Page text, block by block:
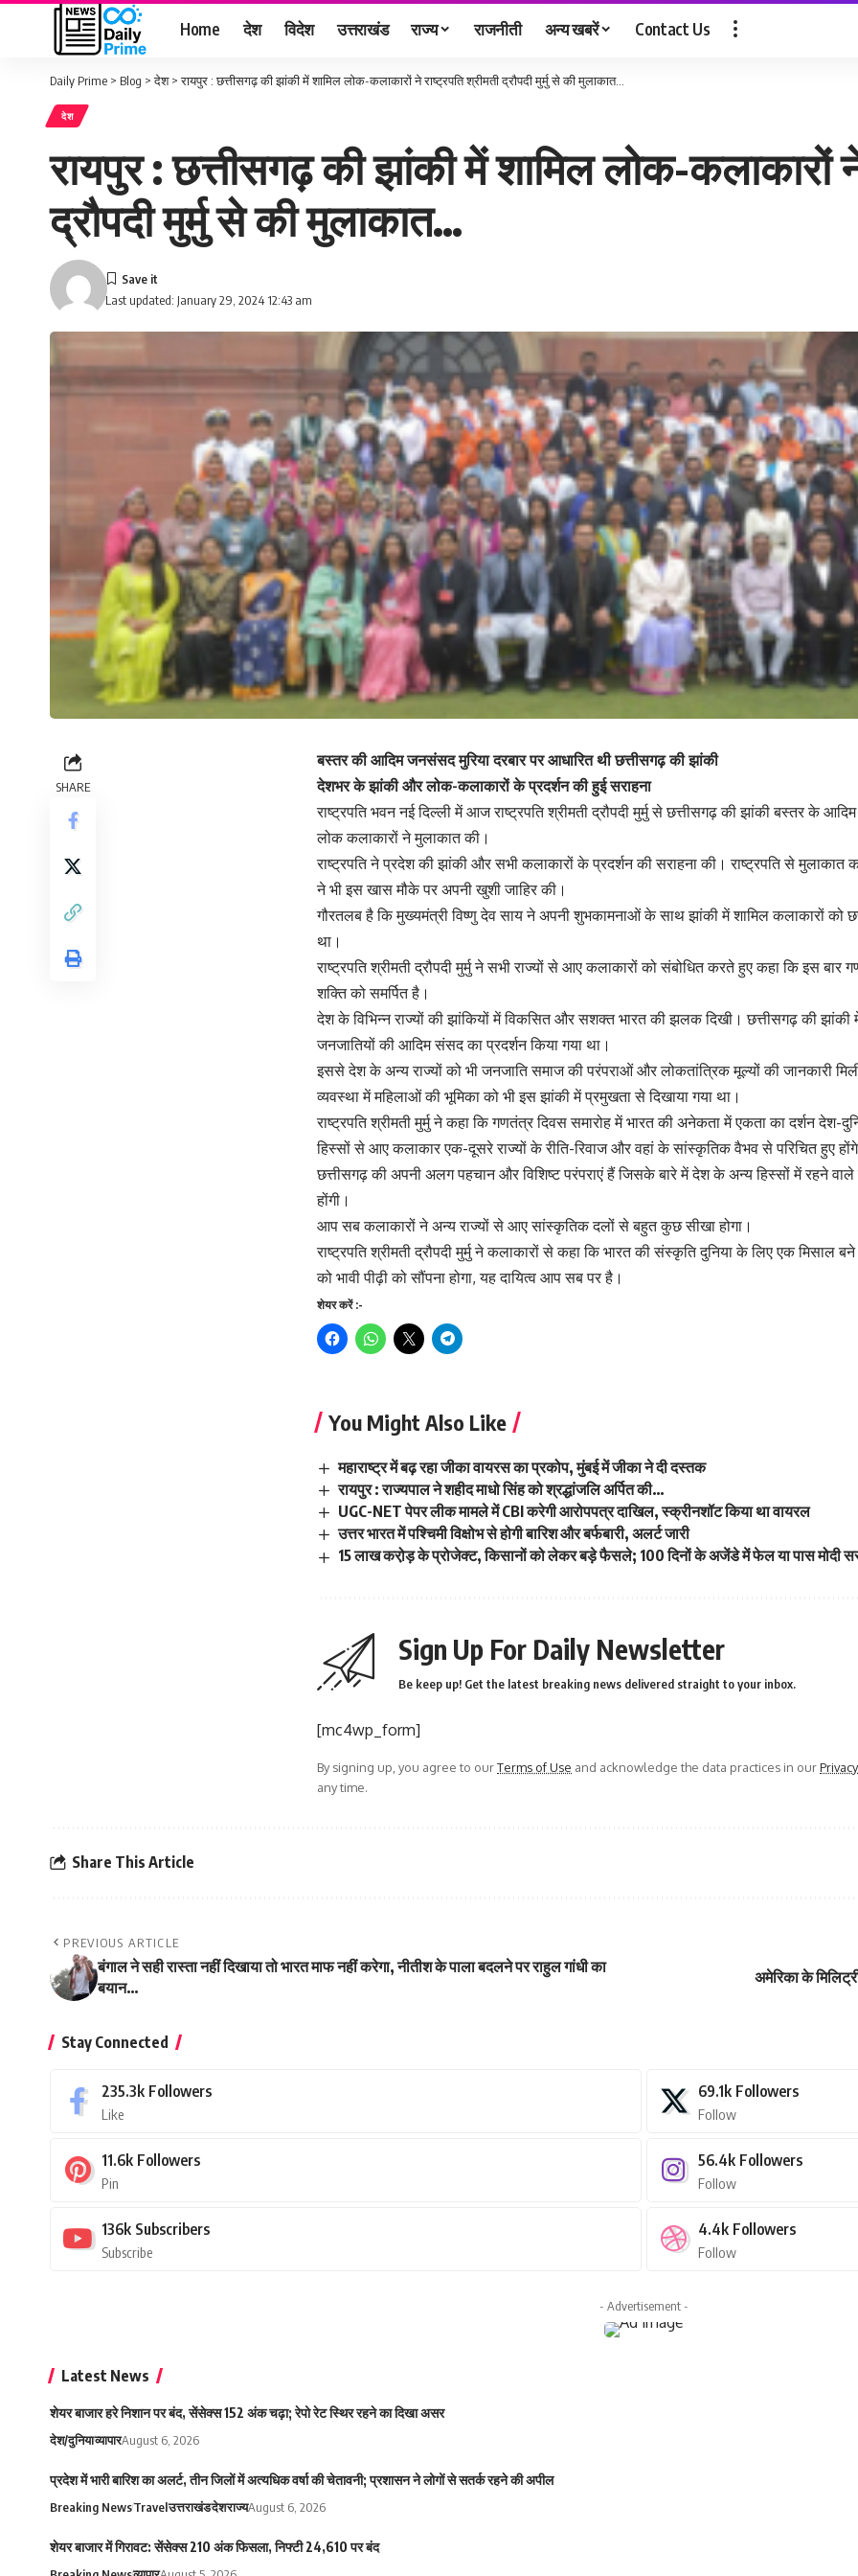
Home देश विदेश उत्तराखंड राज्य राजनीती अन्य खबरें Contact Us
Daily Prime > Blog >देश>रायपुर : छत्तीसगढ़ की झांकी में शामिल लोक-कलाकारों ने राष्ट्रपति श्रीमती द्रौपदी मुर्मु से की मुलाकात…
देश
रायपुर : छत्तीसगढ़ की झांकी में शामिल लोक-कलाकारों ने
द्रौपदी मुर्मु से की मुलाकात…
Last updated: January 29, 2024 12:43 am
SHARE
बस्तर की आदिम जनसंसद मुरिया दरबार पर आधारित थी छत्तीसगढ़ की झांकी
देशभर के झांकी और लोक-कलाकारों के प्रदर्शन की हुई सराहना
राष्ट्रपति भवन नई दिल्ली में आज राष्ट्रपति श्रीमती द्रौपदी मुर्मु से छत्तीसगढ़ की झांकी बस्तर के
लोक कलाकारों ने मुलाकात की।
राष्ट्रपति ने प्रदेश की झांकी और सभी कलाकारों के प्रदर्शन की सराहना की। राष्ट्रपति से मुलाकात
ने भी इस खास मौके पर अपनी खुशी जाहिर की।
गौरतलब है कि मुख्यमंत्री विष्णु देव साय ने अपनी शुभकामनाओं के साथ झांकी में शामिल कलाकारों को
था।
राष्ट्रपति श्रीमती द्रौपदी मुर्मु ने सभी राज्यों से आए कलाकारों को संबोधित करते हुए कहा कि इस बार
शक्ति को समर्पित है।
देश के विभिन्न राज्यों की झांकियों में विकसित और सशक्त भारत की झलक दिखी। छत्तीसगढ़ की
जनजातियों की आदिम संसद का प्रदर्शन किया गया था।
इससे देश के अन्य राज्यों को भी जनजाति समाज की परंपराओं और लोकतांत्रिक मूल्यों की जानकारी
व्यवस्था में महिलाओं की भूमिका को भी इस झांकी में प्रमुखता से दिखाया गया था।
राष्ट्रपति श्रीमती मुर्मु ने कहा कि गणतंत्र दिवस समारोह में भारत की अनेकता में एकता का दर्शन देश-
हिस्सों से आए कलाकार एक-दूसरे राज्यों के रीति-रिवाज और वहां के सांस्कृतिक वैभव से परिचित हुए
छत्तीसगढ़ की अपनी अलग पहचान और विशिष्ट परंपराएं हैं जिसके बारे में देश के अन्य हिस्सों में रहने वाले
होंगी।
आप सब कलाकारों ने अन्य राज्यों से आए सांस्कृतिक दलों से बहुत कुछ सीखा होगा।
राष्ट्रपति श्रीमती द्रौपदी मुर्मु ने कलाकारों से कहा कि भारत की संस्कृति दुनिया के लिए एक मिसाल
को भावी पीढ़ी को सौंपना होगा, यह दायित्व आप सब पर है।
शेयर करें :-
You Might Also Like
महाराष्ट्र में बढ़ रहा जीका वायरस का प्रकोप, मुंबई में जीका ने दी दस्तक
रायपुर : राज्यपाल ने शहीद माधो सिंह को श्रद्धांजलि अर्पित की…
UGC-NET पेपर लीक मामले में CBI करेगी आरोपपत्र दाखिल, स्क्रीनशॉट किया था वायरल
उत्तर भारत में पश्चिमी विक्षोभ से होगी बारिश और बर्फबारी, अलर्ट जारी
15 लाख करो़ड़ के प्रोजेक्ट, किसानों को लेकर बड़े फैसले; 100 दिनों के अजेंडे में फेल या पास मोदी
Sign Up For Daily Newsletter
Be keep up! Get the latest breaking news delivered straight to your inbox.
[mc4wp_form]
By signing up, you agree to ourTerms of Use and acknowledge the data practices in our
any time.
Share This Article
PREVIOUS ARTICLE
बंगाल ने सही रास्ता नहीं दिखाया तो भारत माफ नहीं करेगा, नीतीश के पाला बदलने पर राहुल गांधी का
बयान…
अमेरिका के
Stay Connected
235.3k Followers
Like
69.1k Followers
Follow
11.6k Followers
Pin
56.4k Followers
Follow
136k Subscribers
Subscribe
4.4k Followers
Follow
- Advertisement -
Latest News
शेयर बाजार हरे निशान पर बंद, सेंसेक्स 152 अंक चढ़ा; रेपो रेट स्थिर रहने का दिखा असर
देश/दुनियाव्यापारAugust 6, 2026
प्रदेश में भारी बारिश का अलर्ट, तीन जिलों में अत्यधिक वर्षा की चेतावनी; प्रशासन ने लोगों से सतर्क रहने की अपील
Breaking NewsTravelउत्तराखंडदेशराज्यAugust 6, 2026
शेयर बाजार में गिरावट: सेंसेक्स 210 अंक फिसला, निफ्टी 24,610 पर बंद